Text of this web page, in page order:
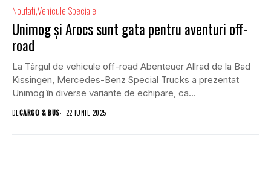
NoutatiVehicule Speciale
Unimog și Arocs sunt gata pentru aventuri off-
road
La Târgul de vehicule off-road Abenteuer Allrad de la Bad
Kissingen, Mercedes-Benz Special Trucks a prezentat
Unimog în diverse variante de echipare, ca...
DECARGO & BUS 22 IUNIE 2025